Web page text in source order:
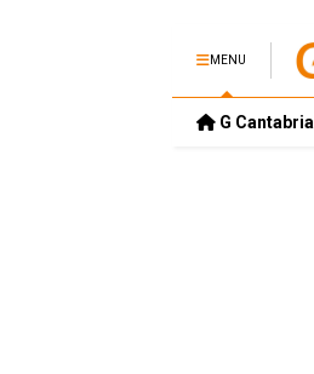
MENU
G Cantabria